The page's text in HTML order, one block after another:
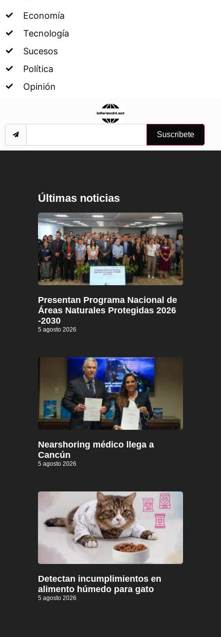
Economía
Tecnología
Sucesos
Política
Opinión
Suscribete
Últimas noticias
Presentan Programa Nacional de
Áreas Naturales Protegidas 2026
-2030
5 agosto 2026
Nearshoring médico llega a
Cancún
5 agosto 2026
Detectan incumplimientos en
alimento húmedo para gato
5 agosto 2026